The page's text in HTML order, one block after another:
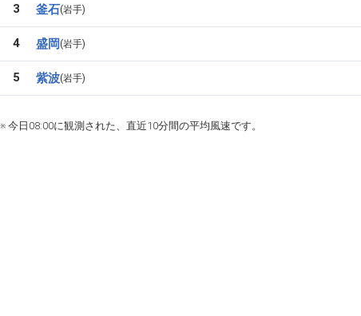
3 岩手
釜石
4 岩手
盛岡
5 岩手
紫波
※ 今日08:00に観測された、直近10分間の平均風速です。